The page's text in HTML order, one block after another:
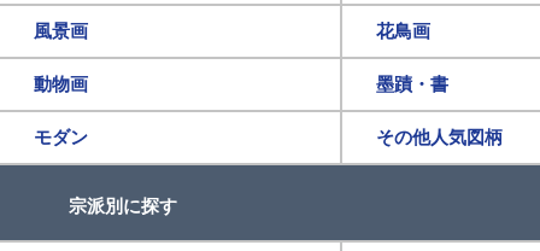
風景画 花鳥画
動物画 墨蹟・書
モダン その他人気図柄
宗派別に探す